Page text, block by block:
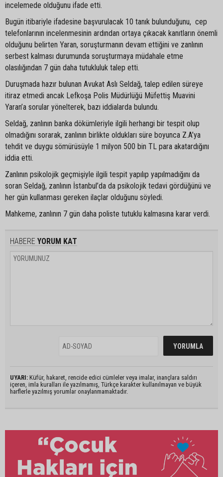
incelemede olduğunu ifade etti.
Bugün itibariyle ifadesine başvurulacak 10 tanık bulunduğunu, cep
telefonlarının incelenmesinin ardından ortaya çıkacak kanıtların önemli
olduğunu belirten Yaran, soruşturmanın devam ettiğini ve zanlının
serbest kalması durumunda soruşturmaya müdahale etme
olasılığından 7 gün daha tutukluluk talep etti.
Duruşmada hazır bulunan Avukat Aslı Seldağ, talep edilen süreye
itiraz etmedi ancak Lefkoşa Polis Müdürlüğü Müfettiş Muavini
Yaran’a sorular yönelterek, bazı iddialarda bulundu.
Seldağ, zanlının banka dökümleriyle ilgili herhangi bir tespit olup
olmadığını sorarak, zanlının birlikte oldukları süre boyunca Z.A’ya
tehdit ve duygu sömürüsüyle 1 milyon 500 bin TL para akatardığını
iddia etti.
Zanlının psikolojik geçmişiyle ilgili tespit yapılıp yapılmadığını da
soran Seldağ, zanlının İstanbul’da da psikolojik tedavi gördüğünü ve
her gün kullanması gereken ilaçlar olduğunu söyledi.
Mahkeme, zanlının 7 gün daha poliste tutuklu kalmasına karar verdi.
HABERE YORUM KAT
UYARI: Küfür, hakaret, rencide edici cümleler veya imalar, inançlara saldırı
içeren, imla kuralları ile yazılmamış, Türkçe karakter kullanılmayan ve büyük
harflerle yazılmış yorumlar onaylanmamaktadır.